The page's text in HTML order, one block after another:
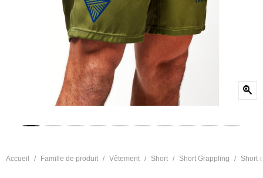
zoom_in
Accueil Famille de produit Vêtement Short Short Grappling Short